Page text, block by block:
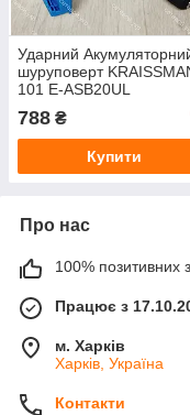
Ударний
шуруповерт
101 E-ASB20UL
універсальний battary
без акумулятора
788 ₴
Купити
Про нас
100% позитивних з
Працює з
м. Харків
Харків, Україна
Контакти